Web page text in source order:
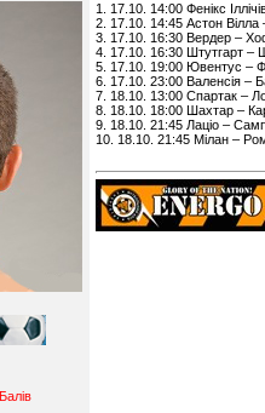
Балiв
1. 17.10. 14:00 Фенікс
2. 17.10. 14:45 Астон Вілла
3. 17.10. 16:30 Вердер –
4. 17.10. 16:30 Штутгарт –
5. 17.10. 19:00 Ювентус –
6. 17.10. 23:00 Валенсія –
7. 18.10. 13:00 Спартак –
8. 18.10. 18:00 Шахтар –
9. 18.10. 21:45 Лаціо –
10. 18.10. 21:45 Мілан –